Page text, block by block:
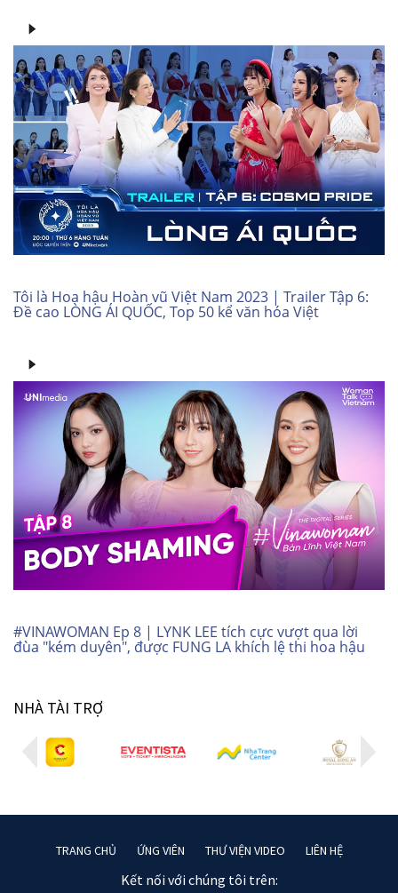
Tôi là Hoa hậu Hoàn vũ Việt Nam 2023 | Trailer Tập 6:
Đề cao LÒNG ÁI QUỐC, Top 50 kể văn hóa Việt
#VINAWOMAN Ep 8 | LYNK LEE tích cực vượt qua lời
đùa "kém duyên", được FUNG LA khích lệ thi hoa hậu
NHÀ TÀI TRỢ
TRANG CHỦ ỨNG VIÊN THƯ VIỆN VIDEO LIÊN HỆ
Kết nối với chúng tôi trên: